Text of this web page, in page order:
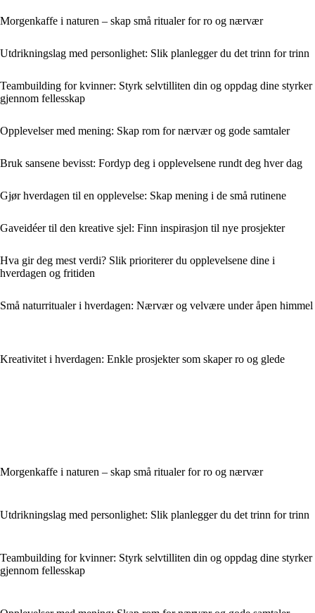
Morgenkaffe i naturen – skap små ritualer for ro og nærvær
Utdrikningslag med personlighet: Slik planlegger du det trinn for trinn
Teambuilding for kvinner: Styrk selvtilliten din og oppdag dine styrker
gjennom fellesskap
Opplevelser med mening: Skap rom for nærvær og gode samtaler
Bruk sansene bevisst: Fordyp deg i opplevelsene rundt deg hver dag
Gjør hverdagen til en opplevelse: Skap mening i de små rutinene
Gaveidéer til den kreative sjel: Finn inspirasjon til nye prosjekter
Hva gir deg mest verdi? Slik prioriterer du opplevelsene dine i
hverdagen og fritiden
Små naturritualer i hverdagen: Nærvær og velvære under åpen himmel
Kreativitet i hverdagen: Enkle prosjekter som skaper ro og glede
Morgenkaffe i naturen – skap små ritualer for ro og nærvær
Utdrikningslag med personlighet: Slik planlegger du det trinn for trinn
Teambuilding for kvinner: Styrk selvtilliten din og oppdag dine styrker
gjennom fellesskap